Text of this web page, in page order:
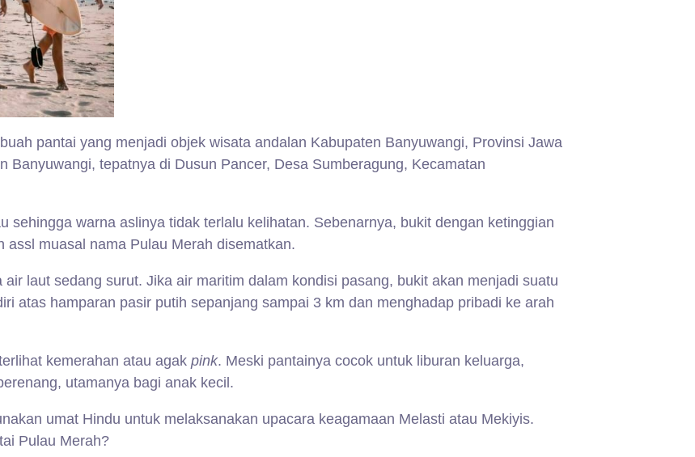
pantai yang menjadi objek wisata andalan Kabupaten Banyuwangi, Provinsi Jawa
tepatnya di Dusun Pancer, Desa Sumberagung, Kecamatan
sehingga warna aslinya tidak terlalu kelihatan. Sebenarnya, bukit dengan ketinggian
muasal nama Pulau Merah disematkan.
laut sedang surut. Jika air maritim dalam kondisi pasang, bukit akan menjadi suatu
atas hamparan pasir putih sepanjang sampai 3 km dan menghadap pribadi ke arah
kemerahan atau agak pink. Meski pantainya cocok untuk liburan keluarga,
utamanya bagi anak kecil.
umat Hindu untuk melaksanakan upacara keagamaan Melasti atau Mekiyis.
Pulau Merah?